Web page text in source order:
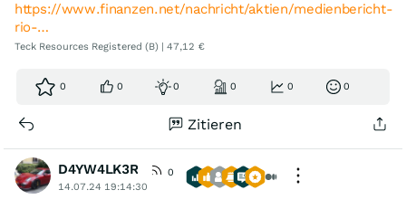
https://www.finanzen.net/nachricht/aktien/medienbericht-
rio-…
Teck Resources Registered (B) | 47,12 €
0 0 0 0 0 0
Zitieren
D4YW4LK3R
0
14.07.24 19:14:30